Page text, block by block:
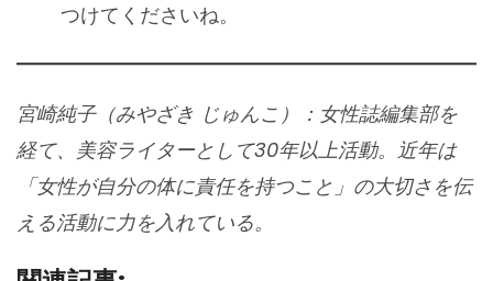
つけてくださいね。
宮崎純子（みやざき じゅんこ）：女性誌編集部を
経て、美容ライターとして30年以上活動。近年は
「女性が自分の体に責任を持つこと」の大切さを伝
える活動に力を入れている。